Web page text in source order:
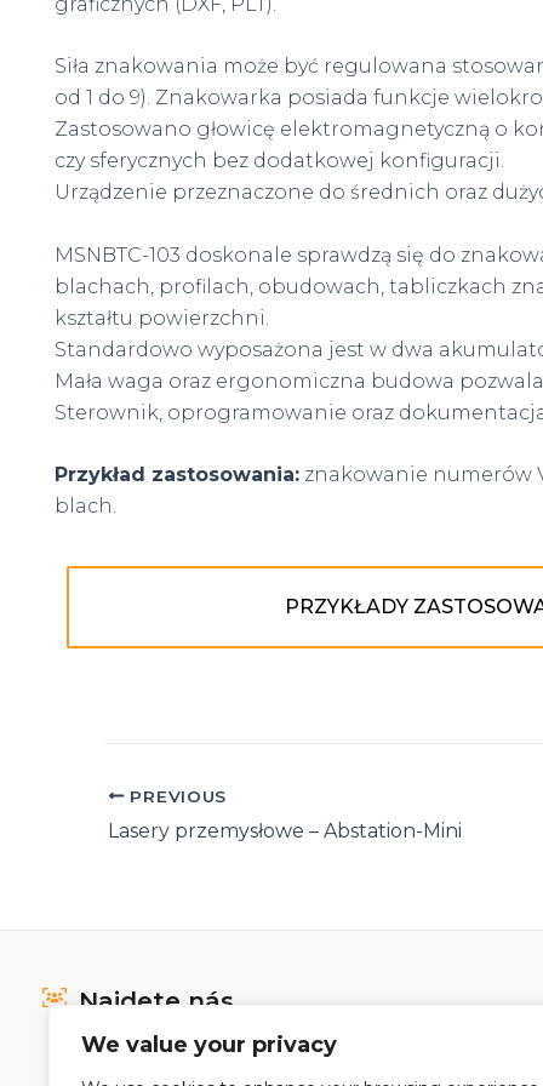
We value your privacy
Siła znakowania może być regulowana
od 1 do 9). Znakowarka posiada funkcje
Zastosowano głowicę elektromagnetyczną o
czy sferycznych bez dodatkowej konfiguracji.
Urządzenie przeznaczone do średnich oraz
MSNBTC-103 doskonale sprawdzą się do
blachach, profilach, obudowach, tabliczkach
kształtu powierzchni.
Standardowo wyposażona jest w dwa
Mała waga oraz ergonomiczna budowa
Sterownik, oprogramowanie oraz
Przykład zastosowania:znakowanie numerów
blach.
PRZYKŁADY
Post
navigation
PREVIOUS
Lasery przemysłowe – Abstation-Mini
Najdete nás